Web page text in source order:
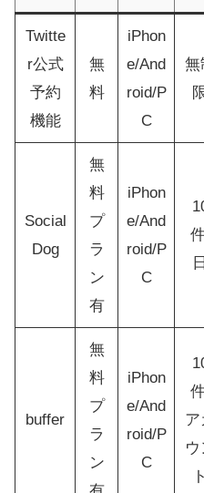
Twitte
r公式
予約
機能
無
料
iPhon
e/And
roid/P
C
無
Social
Dog
無
料
プ
ラ
ン
有
iPhon
e/And
roid/P
C
日
buffer
無
料
プ
ラ
ン
iPhon
e/And
roid/P
C
ア
ウ
ト